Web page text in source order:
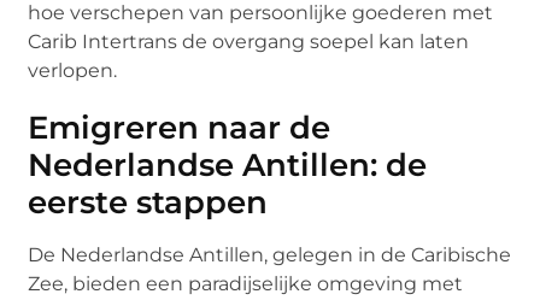
hoe verschepen van persoonlijke goederen met
Carib Intertrans de overgang soepel kan laten
verlopen.
Emigreren naar de
Nederlandse Antillen: de
eerste stappen
De Nederlandse Antillen, gelegen in de Caribische
Zee, bieden een paradijselijke omgeving met